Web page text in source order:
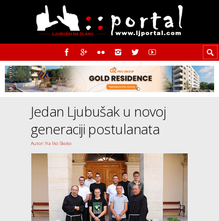
Jedan Ljubušak u novoj
generaciji postulanata
Autor: fra Iko Skoko